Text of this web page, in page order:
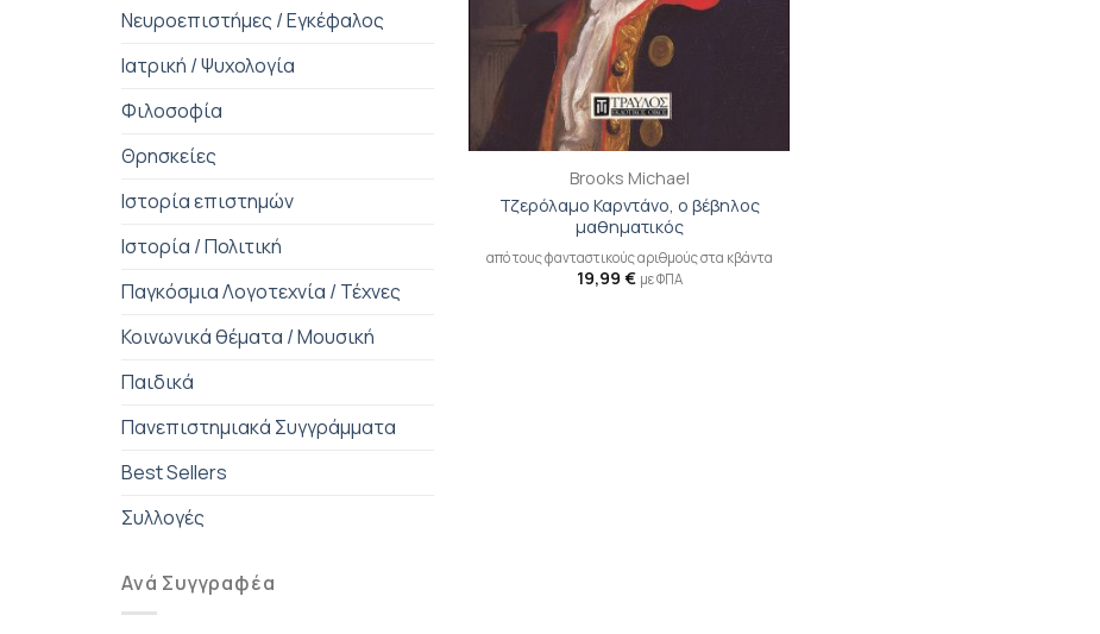
Νευροεπιστήμες / Εγκέφαλος
Ιατρική / Ψυχολογία
Φιλοσοφία
Θρησκείες
Ιστορία επιστημών
Ιστορία / Πολιτική
Παγκόσμια Λογοτεχνία / Τέχνες
Κοινωνικά θέματα / Μουσική
Παιδικά
Πανεπιστημιακά Συγγράμματα
Best Sellers
Συλλογές
Ανά Συγγραφέα
Brooks Michael
Τζερόλαμο Καρντάνο, ο βέβηλος
μαθηματικός
από τους φανταστικούς αριθμούς στα κβάντα
19,99 € με ΦΠΑ